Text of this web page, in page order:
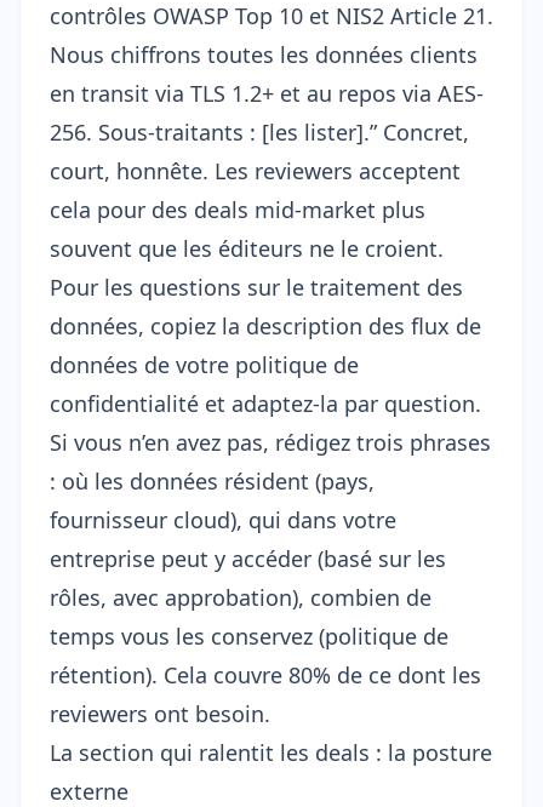
contrôles OWASP Top 10 et NIS2 Article 21.
Nous chiffrons toutes les données clients
en transit via TLS 1.2+ et au repos via AES-
256. Sous-traitants : [les lister].” Concret,
court, honnête. Les reviewers acceptent
cela pour des deals mid-market plus
souvent que les éditeurs ne le croient.
Pour les questions sur le traitement des
données, copiez la description des flux de
données de votre politique de
confidentialité et adaptez-la par question.
Si vous n’en avez pas, rédigez trois phrases
: où les données résident (pays,
fournisseur cloud), qui dans votre
entreprise peut y accéder (basé sur les
rôles, avec approbation), combien de
temps vous les conservez (politique de
rétention). Cela couvre 80% de ce dont les
reviewers ont besoin.
La section qui ralentit les deals : la posture
externe